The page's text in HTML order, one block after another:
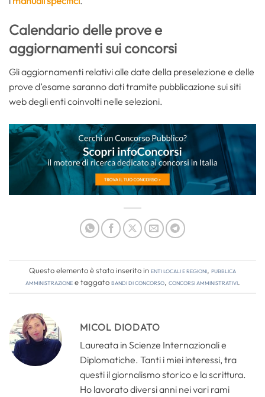
Calendario delle prove e
aggiornamenti sui concorsi
Gli aggiornamenti relativi alle date della preselezione e delle
prove d’esame saranno dati tramite pubblicazione sui siti
web degli enti coinvolti nelle selezioni.
Questo elemento è stato inserito inEnti locali e regioni, Pubblica
amministrazionee taggatobandi di concorso, concorsi amministrativi.
MICOL DIODATO
Laureata in Scienze Internazionali e
Diplomatiche. Tanti i miei interessi, tra
questi il giornalismo storico e la scrittura.
Ho lavorato diversi anni nei vari rami